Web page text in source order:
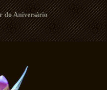
do Aniversário